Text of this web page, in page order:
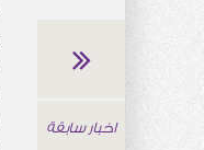
اخبار سابقة